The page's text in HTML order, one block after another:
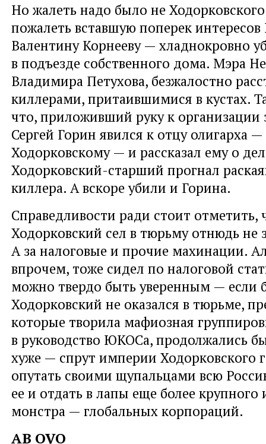
Но жалеть надо было не
пожалеть вставшую поперек
Валентину Корнееву — хладнокровно
в подъезде собственного дома. Мэра
Владимира Петухова, безжалостно
киллерами, притаившимися в кустах.
что, приложивший руку к организации
Сергей Горин явился к отцу олигарха
Ходорковскому — и рассказал ему о
Ходорковский-старший прогнал
киллера. А вскоре убили и Горина.
Справедливости ради стоит отметить,
Ходорковский сел в тюрьму отнюдь не
А за налоговые и прочие махинации.
впрочем, тоже сидел по налоговой
можно твердо быть уверенным — если
Ходорковский не оказался в тюрьме,
которые творила мафиозная
в руководство ЮКОСа, продолжались
хуже — спрут империи Ходорковского
опутать своими щупальцами всю
ее и отдать в лапы еще более крупного
монстра — глобальных корпораций.
AB OVO